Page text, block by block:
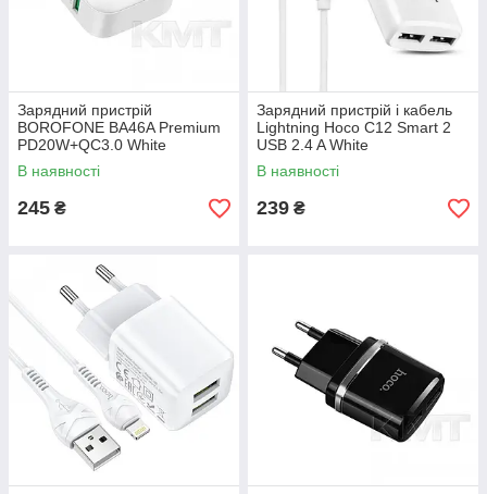
Зарядний пристрій
BOROFONE BA46A Premium
PD20W+QC3.0 White
В наявності
245 ₴
Зарядний пристрій і кабель
Lightning Hoco C12 Smart 2
USB 2.4 A White
В наявності
239 ₴